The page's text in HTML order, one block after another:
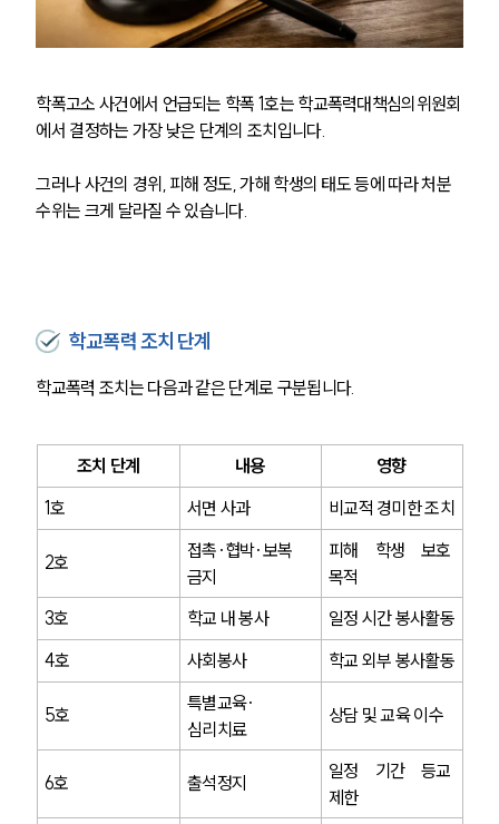
학폭고소 사건에서 언급되는 학폭 1호는 학교폭력대책심의위원회
에서 결정하는 가장 낮은 단계의 조치입니다.
그러나 사건의 경위, 피해 정도, 가해 학생의 태도 등에 따라 처분
수위는 크게 달라질 수 있습니다.
학교폭력 조치 단계
학교폭력 조치는 다음과 같은 단계로 구분됩니다.
조치 단계 내용
영향
1호
서면 사과 비교적 경미한 조치
2호
접촉·협박·보복
금지
피해 학생 보호
목적
3호
학교 내 봉사
일정 시간 봉사활동
4호
사회봉사 학교 외부 봉사활동
5호
특별교육·
심리치료
상담 및 교육 이수
6호 출석정지
일정 기간 등교
제한